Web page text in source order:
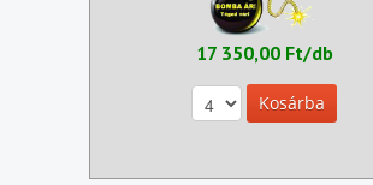
17 350,00 Ft/db